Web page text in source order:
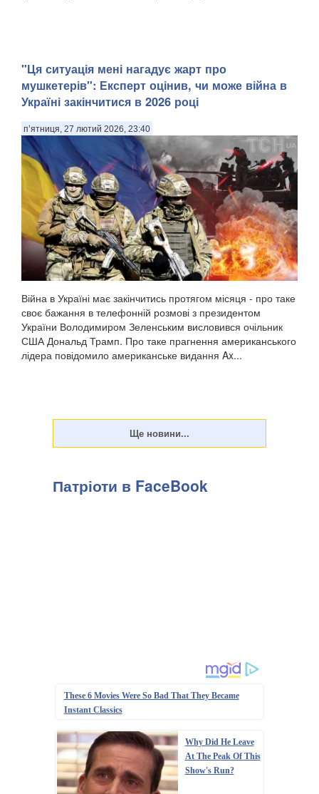
"Ця ситуація мені нагадує жарт про
мушкетерів": Експерт оцінив, чи може війна в
Україні закінчитися в 2026 році
п’ятниця, 27 лютий 2026, 23:40
Війна в Україні має закінчитись протягом місяця - про таке
своє бажання в телефонній розмові з президентом
України Володимиром Зеленським висловився очільник
США Дональд Трамп. Про таке прагнення американського
лідера повідомило американське видання Ax...
Патріоти в FaceBook
These 6 Movies Were So Bad That They Became
Instant Classics
Why Did He Leave
At The Peak Of This
Show's Run?